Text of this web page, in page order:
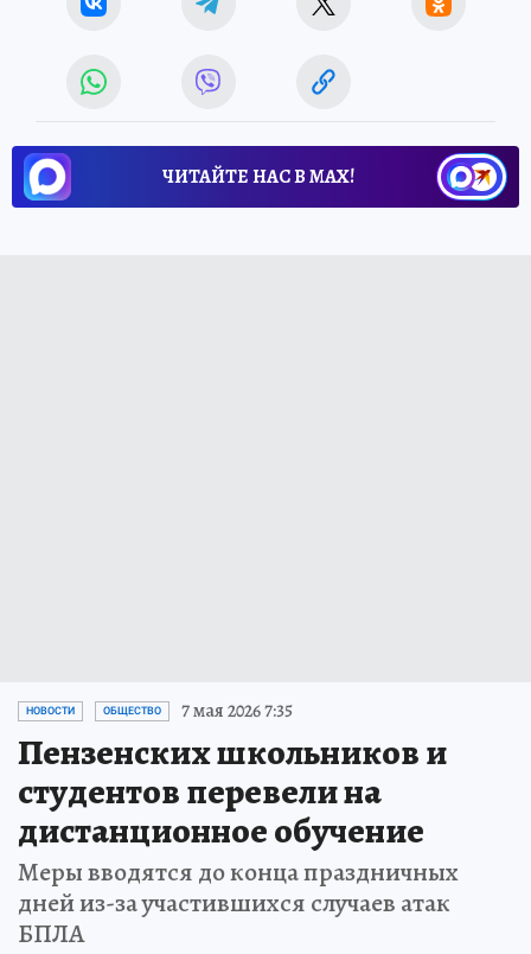
ЧИТАЙТЕ НАС В МАХ!
НОВОСТИ ОБЩЕСТВО 7 мая 2026 7:35
Пензенских школьников и
студентов перевели на
дистанционное обучение
Меры вводятся до конца праздничных
дней из-за участившихся случаев атак
БПЛА